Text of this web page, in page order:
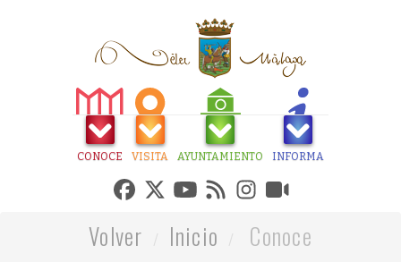
CONOCE VISITA AYUNTAMIENTO INFORMA
Volver Inicio
Conoce